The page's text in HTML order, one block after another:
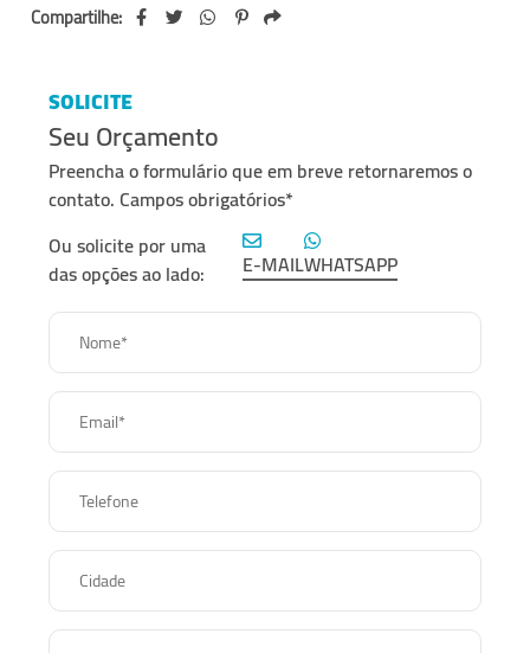
Compartilhe:
SOLICITE
Seu Orçamento
Preencha o formulário que em breve retornaremos o
contato. Campos obrigatórios*
Ou solicite por uma
das opções ao lado:
E-MAILWHATSAPP
Nome*
Email*
Telefone
Cidade